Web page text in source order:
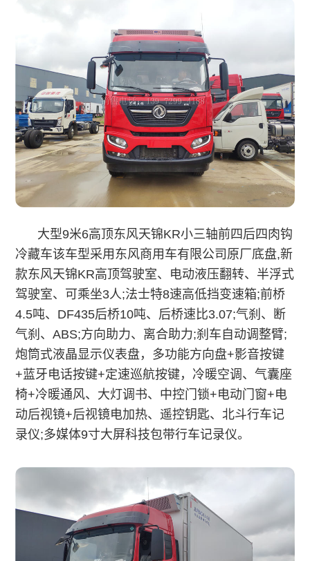
大型9米6高顶东风天锦KR小三轴前四后四肉钩
冷藏车该车型采用东风商用车有限公司原厂底盘,新
款东风天锦KR高顶驾驶室、电动液压翻转、半浮式
驾驶室、可乘坐3人;法士特8速高低挡变速箱;前桥
4.5吨、DF435后桥10吨、后桥速比3.07;气刹、断
气刹、ABS;方向助力、离合助力;刹车自动调整臂;
炮筒式液晶显示仪表盘，多功能方向盘+影音按键
+蓝牙电话按键+定速巡航按键，冷暖空调、气囊座
椅+冷暖通风、大灯调书、中控门锁+电动门窗+电
动后视镜+后视镜电加热、遥控钥匙、北斗行车记
录仪;多媒体9寸大屏科技包带行车记录仪。